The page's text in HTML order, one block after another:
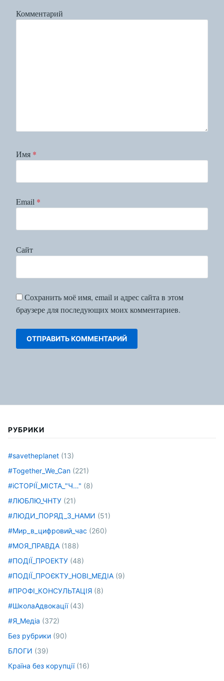
Комментарий
Имя *
Email *
Сайт
Сохранить моё имя, email и адрес сайта в этом
браузере для последующих моих комментариев.
РУБРИКИ
#savetheplanet (13)
#Together_We_Can (221)
#іСТОРІЇ_МІСТА_"Ч…" (8)
#ЛЮБЛЮ_ЧНТУ (21)
#ЛЮДИ_ПОРЯД_З_НАМИ (51)
#Мир_в_цифровий_час (260)
#МОЯ_ПРАВДА (188)
#ПОДІЇ_ПРОЕКТУ (48)
#ПОДІЇ_ПРОЄКТУ_НОВІ_МЕДІА (9)
#ПРОФІ_КОНСУЛЬТАЦІЯ (8)
#ШколаАдвокації(43)
#Я_Медіа (372)
Без рубрики (90)
БЛОГИ (39)
Країна без корупції(16)